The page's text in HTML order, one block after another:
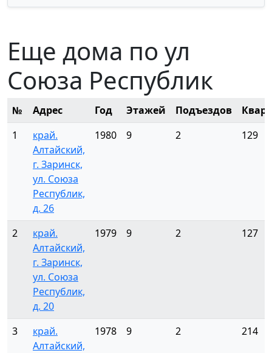
Еще дома по ул
Союза Республик
№ Адрес Год Этажей Подъездов
1
край.
Алтайский,
г. Заринск,
ул. Союза
Республик,
д. 26
1980 9 2 129
2
край.
Алтайский,
г. Заринск,
ул. Союза
Республик,
д. 20
1979 9 2 127
3
край.
Алтайский,
1978 9 2 214